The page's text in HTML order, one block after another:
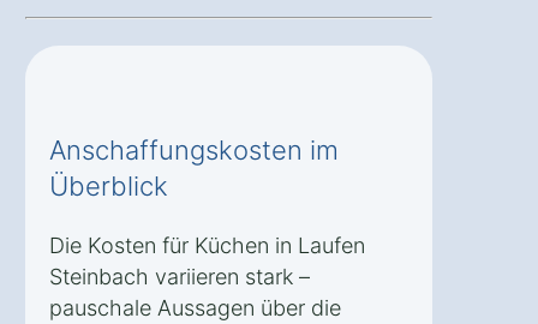
Anschaffungskosten im
Überblick
Die Kosten für Küchen in Laufen
Steinbach variieren stark –
pauschale Aussagen über die